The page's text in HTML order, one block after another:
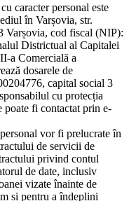
caracter personal este
în Varșovia, str.
Varșovia, cod fiscal (NIP):
Districtual al Capitalei
a Comercială a
dosarele de
capital social 3
cu protecția
poate fi contactat prin e-
vor fi prelucrate în
de servicii de
privind contul
de date, inclusiv
vizate înainte de
și pentru a îndeplini